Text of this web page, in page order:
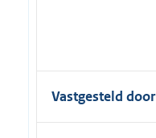
Vastgesteld door